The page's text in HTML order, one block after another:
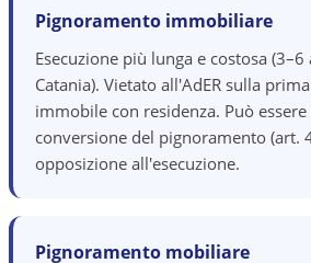
Pignoramento immobiliare
Esecuzione più lunga e costosa
Catania). Vietato all'AdER sulla
immobile con residenza. Può
conversione del pignoramento (art.
opposizione all'esecuzione.
Pignoramento mobiliare